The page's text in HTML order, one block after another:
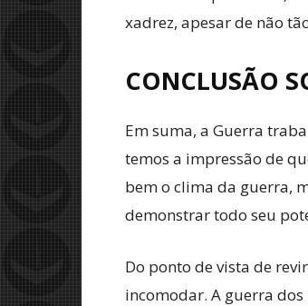
xadrez, apesar de não
CONCLUSÃO
Em suma, a Guerra
temos a impressão de
bem o clima da guerra,
demonstrar todo seu
Do ponto de vista de
incomodar. A guerra dos